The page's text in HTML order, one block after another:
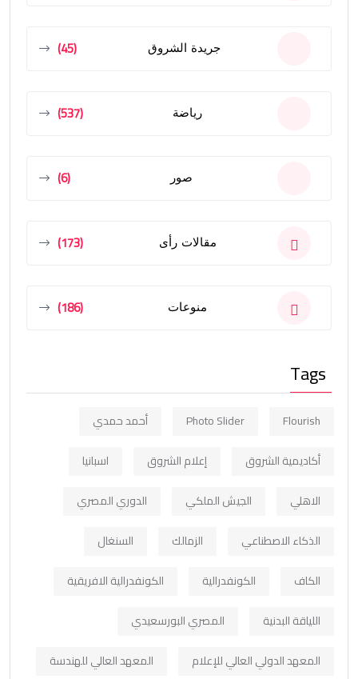
جريدة الشروق (45)
رياضة (537)
صور (6)
مقالات رأى (173)
منوعات (186)
Tags
Flourish
Photo Slider
أحمد حمدي
أكاديمية الشروق
إعلام الشروق
اسبانيا
الاهلي
الجيش الملكي
الدوري المصري
الذكاء الاصطناعي
الزمالك
السنغال
الكاف
الكونفدرالية
الكونفدرالية الافريقية
اللياقة البدنية
المصري البورسعيدي
المعهد الدولي العالي للإعلام
المعهد العالي للهندسة